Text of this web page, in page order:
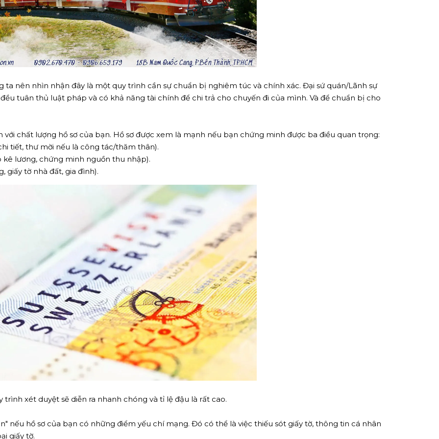
ta nên nhìn nhận đây là một quy trình cần sự chuẩn bị nghiêm túc và chính xác. Đại sứ quán/Lãnh sự
tuân thủ luật pháp và có khả năng tài chính để chi trả cho chuyến đi của mình. Và để chuẩn bị cho
với chất lượng hồ sơ của bạn. Hồ sơ được xem là mạnh nếu bạn chứng minh được ba điều quan trọng:
tiết, thư mời nếu là công tác/thăm thân).
kê lương, chứng minh nguồn thu nhập).
giấy tờ nhà đất, gia đình).
xét duyệt sẽ diễn ra nhanh chóng và tỉ lệ đậu là rất cao.
nếu hồ sơ của bạn có những điểm yếu chí mạng. Đó có thể là việc thiếu sót giấy tờ, thông tin cá nhân
giấy tờ.